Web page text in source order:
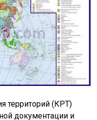
территорий (КРТ)
документации и